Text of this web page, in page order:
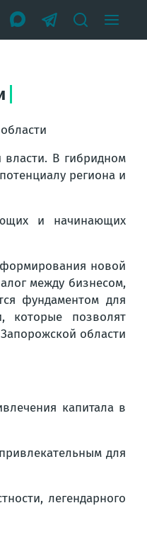
власти. В гибридном
региона и
и начинающих
новой
между бизнесом,
фундаментом для
которые позволят
области
капитала в
для
легендарного